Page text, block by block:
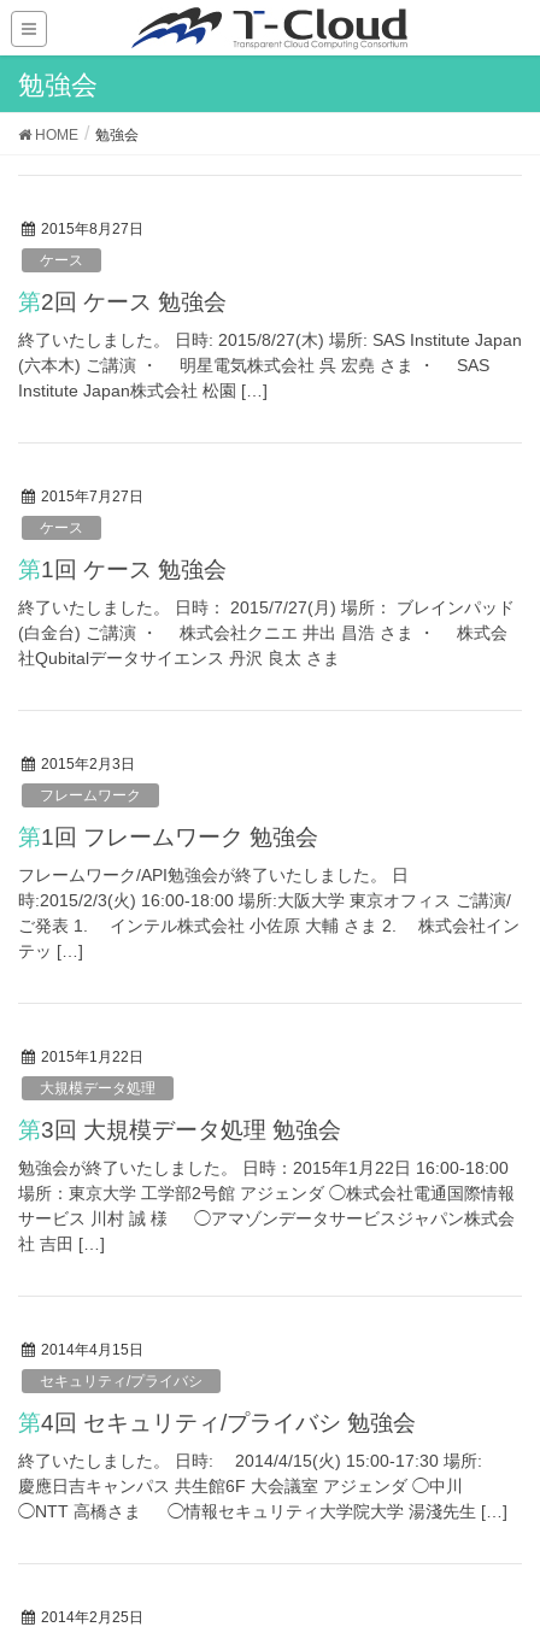
勉強会
HOME 勉強会
2015年8月27日
ケース
第2回 ケース 勉強会
終了いたしました。 日時: 2015/8/27(木) 場所: SAS Institute Japan
(六本木) ご講演 ・ 明星電気株式会社 呉 宏堯 さま ・ SAS
Institute Japan株式会社 松園 […]
2015年7月27日
ケース
第1回 ケース 勉強会
終了いたしました。 日時： 2015/7/27(月) 場所： ブレインパッド
(白金台) ご講演 ・ 株式会社クニエ 井出 昌浩 さま ・ 株式会
社Qubitalデータサイエンス 丹沢 良太 さま
2015年2月3日
フレームワーク
第1回 フレームワーク 勉強会
フレームワーク/API勉強会が終了いたしました。 日
時:2015/2/3(火) 16:00-18:00 場所:大阪大学 東京オフィス ご講演/
ご発表 1. インテル株式会社 小佐原 大輔 さま 2. 株式会社イン
テッ […]
2015年1月22日
大規模データ処理
第3回 大規模データ処理 勉強会
勉強会が終了いたしました。 日時：2015年1月22日 16:00-18:00
場所：東京大学 工学部2号館 アジェンダ ◯株式会社電通国際情報
サービス 川村 誠 様 ◯アマゾンデータサービスジャパン株式会
社 吉田 […]
2014年4月15日
セキュリティ/プライバシ
第4回 セキュリティ/プライバシ 勉強会
終了いたしました。 日時: 2014/4/15(火) 15:00-17:30 場所:
慶應日吉キャンパス 共生館6F 大会議室 アジェンダ ◯中川
◯NTT 高橋さま ◯情報セキュリティ大学院大学 湯淺先生 […]
2014年2月25日